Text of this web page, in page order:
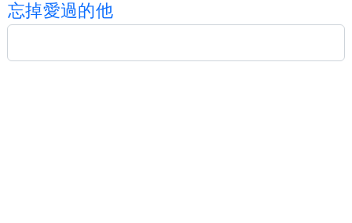
忘掉愛過的他